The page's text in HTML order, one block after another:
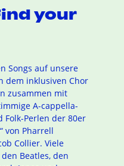
your
Songs auf unsere
dem inklusiven Chor
zusammen mit
A-cappella-
Folk-Perlen der 80er
von Pharrell
Collier. Viele
Beatles, den